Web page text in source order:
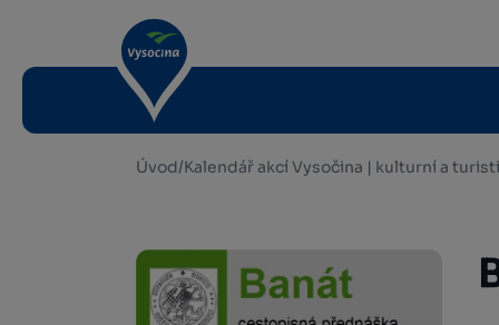
Úvod/Kalendář akcí Vysočina | kulturní a